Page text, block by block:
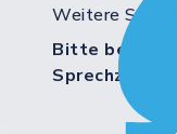
Weitere
Bitte